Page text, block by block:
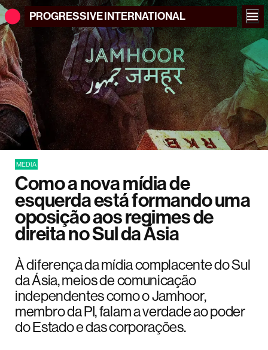
PROGRESSIVEINTERNATIONAL
MEDIA
Como a nova mídia de
esquerda está formando uma
oposição aos regimes de
direita no Sul da Ásia
À diferença da mídia complacente do Sul
da Ásia, meios de comunicação
independentes como o Jamhoor,
membro da PI, falam a verdade ao poder
do Estado e das corporações.